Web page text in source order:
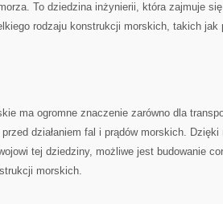
To dziedzina inżynierii, która⁣ zajmuje
rodzaju konstrukcji morskich, ‌takich jak
ma ogromne⁤ znaczenie zarówno dla
działaniem fal i ‌prądów morskich.
tej‌ dziedziny, możliwe jest budowanie
morskich.